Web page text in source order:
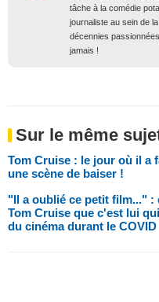
tâche à la comédie
journaliste au sein de
décennies
jamais !
Sur le même
Tom Cruise : le jour où il a
une scène de baiser !
"Il a oublié ce petit film..." :
Tom Cruise que c'est lui
du cinéma durant le COVID